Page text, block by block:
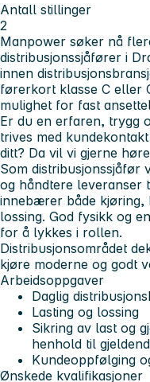
Antall stillinger
2
Manpower søker nå
distribusjonssjåfører i
innen
førerkort klasse C eller
mulighet for fast
Er du en erfaren, trygg
trives med
ditt? Da vil vi gjerne
Som distribusjonssjåfør
og håndtere leveranser
innebærer både kjøring,
lossing. God fysikk og
for å lykkes i rollen.
Distribusjonsområdet
kjøre moderne og godt
Arbeidsoppgaver
Daglig
Lasting og lossing
Sikring av last og
henhold til
Kundeoppfølging
Ønskede kvalifikasjoner